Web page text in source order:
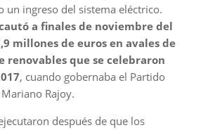
un ingreso del sistema eléctrico.
a finales de noviembre del
millones de euros en avales de
renovables que se celebraron
, cuando gobernaba el Partido
Rajoy.
después de que los